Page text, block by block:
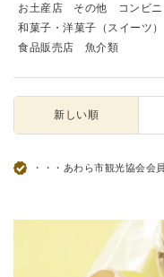
お土産店 その他 コンビニ
和菓子・洋菓子（スイーツ）
食品販売店
魚介類
新しい順
・・・あわら市観光協会会員